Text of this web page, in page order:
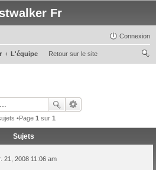
Fr
Connexion
Retour sur le site
L'équipe
•Page 1 sur 1
Sujets
21, 2008 11:06 am